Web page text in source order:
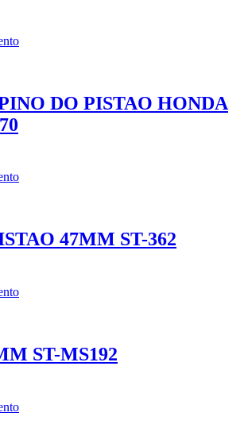
DO PISTAO HONDA
47MM ST-362
ST-MS192